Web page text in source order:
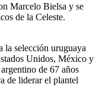
Marcelo Bielsa y se
de la Celeste.
la selección uruguaya
Unidos, México y
de 67 años
de liderar el plantel